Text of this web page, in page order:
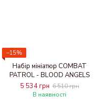
−15%
Набір мініатюр COMBAT
PATROL - BLOOD ANGELS
5 534 грн 6 510 грн
В наявності